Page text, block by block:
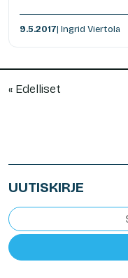
9.5.2017| Ingrid Viertola
« Edelliset
UUTISKIRJE